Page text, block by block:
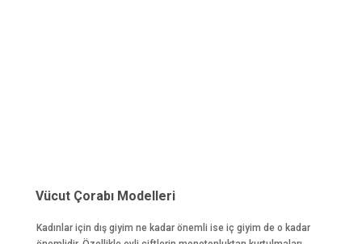
Vücut Çorabı Modelleri
Kadınlar için dış giyim ne kadar önemli ise iç giyim de o kadar